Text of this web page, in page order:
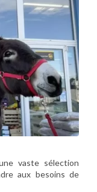
vaste sélection
aux besoins de